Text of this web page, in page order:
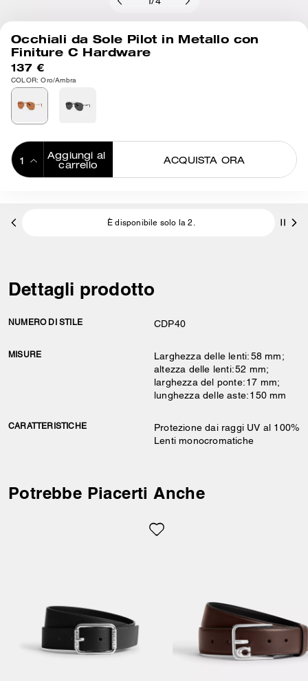
/4
Occhiali da Sole Pilot in Metallo con
Finiture C Hardware
137 €
COLOR: Oro/Ambra
Aggiungi al
carrello
ACQUISTA ORA
È disponibile solo la 2.
Dettagli prodotto
NUMERO DI STILE CDP40
MISURE
Larghezza delle lenti: 58 mm;
altezza delle lenti: 52 mm;
larghezza del ponte: 17 mm;
lunghezza delle aste: 150 mm
CARATTERISTICHE
Protezione dai raggi UV al 100%
Lenti monocromatiche
Potrebbe Piacerti Anche